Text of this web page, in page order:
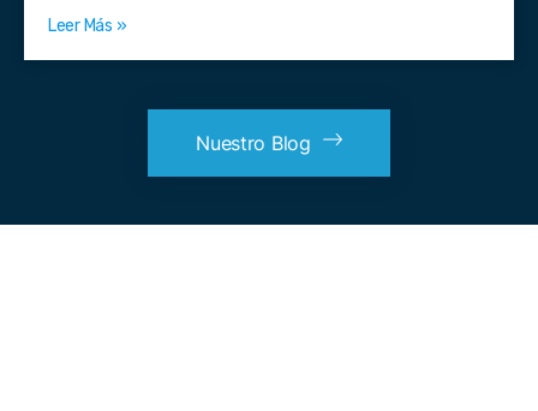
Leer Más »
Nuestro Blog